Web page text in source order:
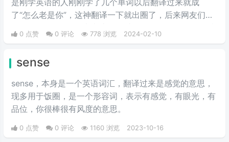
是刚学英语的人刚刚学了几个单词以后翻译过来就成
了“怎么老是你”，这神翻译一下就出圈了，后来网友们就
思。
0 点赞 0 评论 778 浏览 2024-02-10
sense
sense，本身是一个英语词汇，翻译过来是感觉的意思，
现多用于饭圈，是一个形容词，表示有感觉，有眼光，有
品位，你很棒很有风度的意思。
0 点赞 0 评论 1160 浏览 2023-10-16